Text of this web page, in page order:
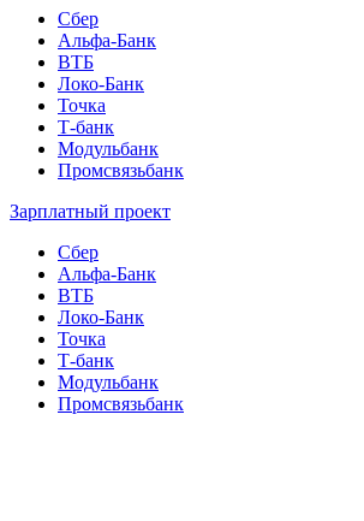
Сбер
Альфа-Банк
ВТБ
Локо-Банк
Точка
Т-банк
Модульбанк
Промсвязьбанк
Зарплатный проект
Сбер
Альфа-Банк
ВТБ
Локо-Банк
Точка
Т-банк
Модульбанк
Промсвязьбанк